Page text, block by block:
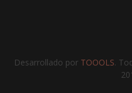
Desarrollado por TOOOLS.